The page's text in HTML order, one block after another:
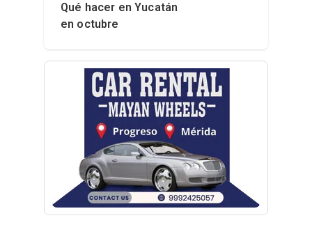
Qué hacer en Yucatán
en octubre